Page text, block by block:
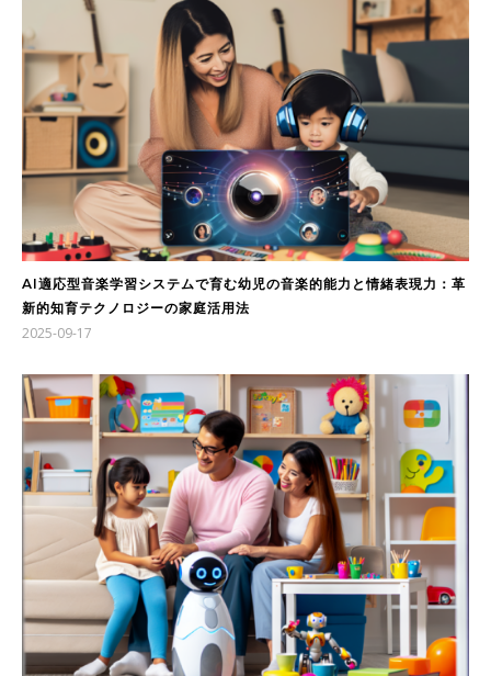
AI適応型音楽学習システムで育む幼児の音楽的能力と情緒表現力：革
新的知育テクノロジーの家庭活用法
2025-09-17